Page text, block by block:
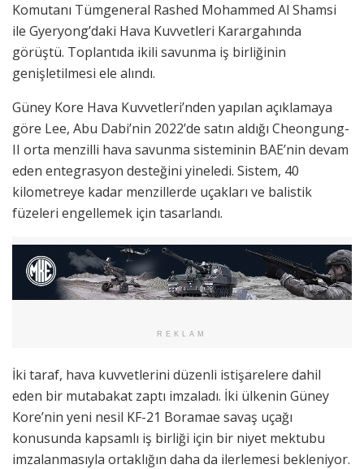
Komutanı Tümgeneral Rashed Mohammed Al Shamsi
ile Gyeryong’daki Hava Kuvvetleri Karargahında
görüştü. Toplantıda ikili savunma iş birliğinin
genişletilmesi ele alındı.
Güney Kore Hava Kuvvetleri’nden yapılan açıklamaya
göre Lee, Abu Dabi’nin 2022’de satın aldığı Cheongung-
II orta menzilli hava savunma sisteminin BAE’nin devam
eden entegrasyon desteğini yineledi. Sistem, 40
kilometreye kadar menzillerde uçakları ve balistik
füzeleri engellemek için tasarlandı.
REKLAM
İki taraf, hava kuvvetlerini düzenli istişarelere dahil
eden bir mutabakat zaptı imzaladı. İki ülkenin Güney
Kore’nin yeni nesil KF-21 Boramae savaş uçağı
konusunda kapsamlı iş birliği için bir niyet mektubu
imzalanmasıyla ortaklığın daha da ilerlemesi bekleniyor.